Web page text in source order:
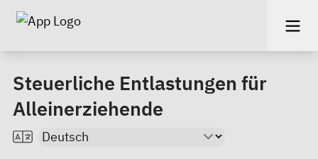
Steuerliche Entlastungen für
Alleinerziehende